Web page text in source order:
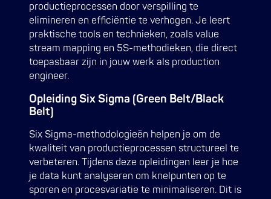
productieprocessen door verspilling te
elimineren en efficiëntie te verhogen. Je leert
praktische tools en technieken, zoals value
stream mapping en 5S-methodieken, die direct
toepasbaar zijn in jouw werk als production
engineer.
Opleiding Six Sigma (Green Belt/Black
Belt)
Six Sigma-methodologieën helpen je om de
kwaliteit van productieprocessen structureel te
verbeteren. Tijdens deze opleidingen leer je hoe
je data kunt analyseren om knelpunten op te
sporen en procesvariatie te minimaliseren. Dit is